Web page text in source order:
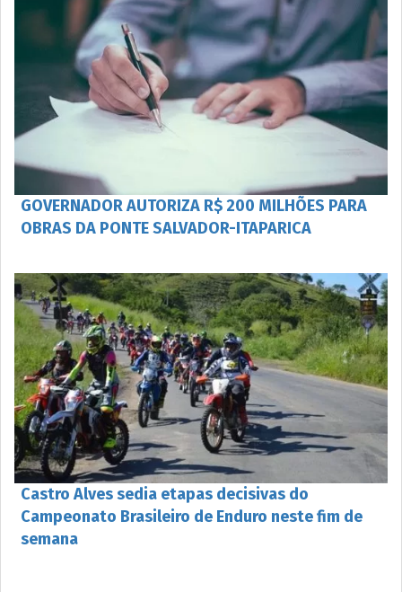
GOVERNADOR AUTORIZA R$ 200 MILHÕES PARA
OBRAS DA PONTE SALVADOR-ITAPARICA
Castro Alves sedia etapas decisivas do
Campeonato Brasileiro de Enduro neste fim de
semana